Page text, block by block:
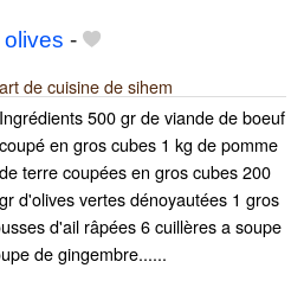
-
art de cuisine de sihem
Ingrédients 500 gr de viande de boeuf
coupé en gros cubes 1 kg de pomme
de terre coupées en gros cubes 200
gr d'olives vertes dénoyautées 1 gros
d'ail râpées 6 cuillères a soupe
de gingembre......